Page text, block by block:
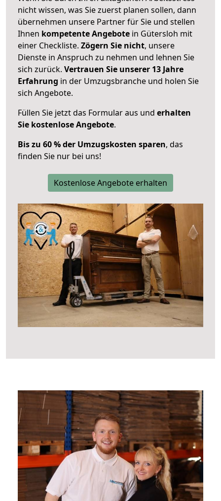
nicht wissen, was Sie zuerst planen sollen, dann
übernehmen unsere Partner für Sie und stellen
Ihnen kompetente Angebote in Gütersloh mit
einer Checkliste. Zögern Sie nicht, unsere
Dienste in Anspruch zu nehmen und lehnen Sie
sich zurück. Vertrauen Sie unserer 13 Jahre
Erfahrung in der Umzugsbranche und holen Sie
sich Angebote.
Füllen Sie jetzt das Formular aus und erhalten
Sie kostenlose Angebote.
Bis zu 60 % der Umzugskosten sparen, das
finden Sie nur bei uns!
Kostenlose Angebote erhalten